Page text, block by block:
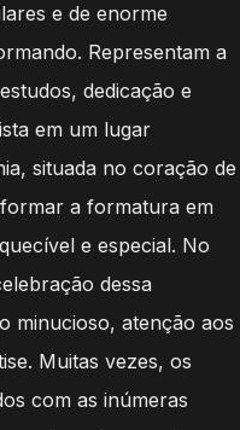
e de enorme
Representam a
dedicação e
em um lugar
situada no coração de
a formatura em
e especial. No
dessa
minucioso, atenção aos
Muitas vezes, os
com as inúmeras